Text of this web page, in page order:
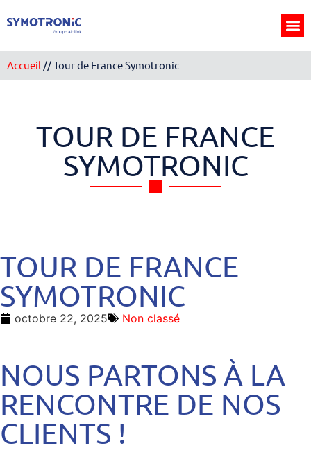
Accueil //Tour de France Symotronic
TOUR DE FRANCE
SYMOTRONIC
TOUR DE FRANCE
SYMOTRONIC
octobre 22, 2025 Non classé
NOUS PARTONS À LA
RENCONTRE DE NOS
CLIENTS !